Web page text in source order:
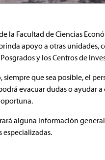
la Facultad de Ciencias
apoyo a otras unidades,
Posgrados y los Centros de
siempre que sea posible, el
evacuar dudas o ayudar a
alguna información
especializadas.